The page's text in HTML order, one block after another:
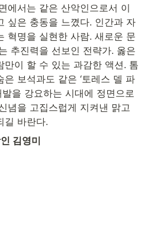
에서는 같은 산악인으로서 이
싶은 충동을 느꼈다. 인간과 자
혁명을 실현한 사람. 새로운 문
추진력을 선보인 전략가. 옳은
만이 할 수 있는 과감한 액션. 톰
보석과도 같은 ‘토레스 델 파
발을 강요하는 시대에 정면으로
념을 고집스럽게 지켜낸 맑고
길 바란다.
김영미